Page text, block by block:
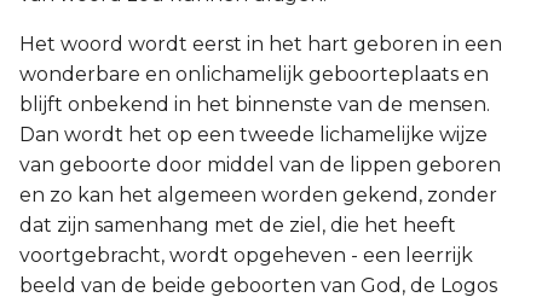
Het woord wordt eerst in het hart geboren in een
wonderbare en onlichamelijk geboorteplaats en
blijft onbekend in het binnenste van de mensen.
Dan wordt het op een tweede lichamelijke wijze
van geboorte door middel van de lippen geboren
en zo kan het algemeen worden gekend, zonder
dat zijn samenhang met de ziel, die het heeft
voortgebracht, wordt opgeheven - een leerrijk
beeld van de beide geboorten van God, de Logos